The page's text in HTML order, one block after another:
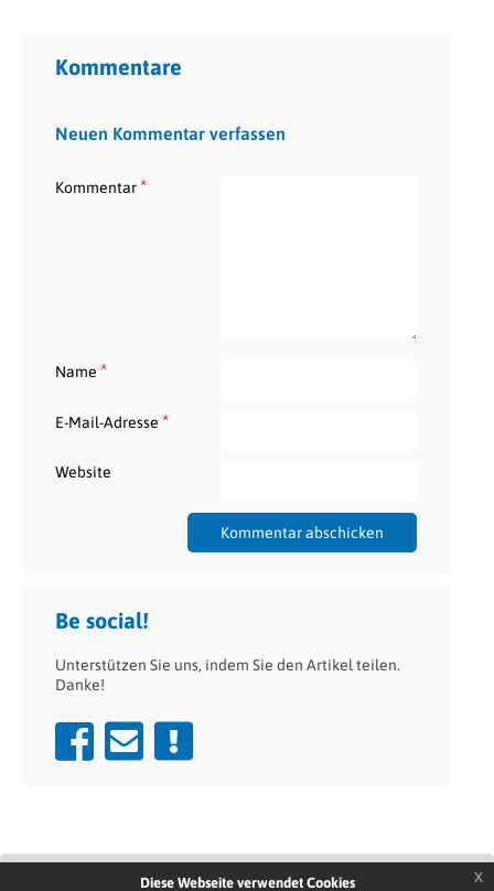
Kommentare
Neuen Kommentar verfassen
Kommentar*
Name *
E-Mail-Adresse *
Website
Be social!
Unterstützen Sie uns, indem Sie den Artikel teilen.
Danke!
Diese Webseite verwendet Cookies x